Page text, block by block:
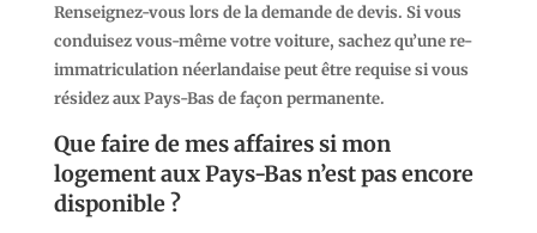
Renseignez-vous lors de la demande de devis. Si vous
conduisez vous-même votre voiture, sachez qu’une re-
immatriculation néerlandaise peut être requise si vous
résidez aux Pays-Bas de façon permanente.
Que faire de mes affaires si mon
logement aux Pays-Bas n’est pas encore
disponible ?